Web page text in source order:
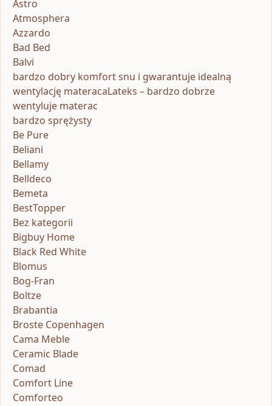
Astro
Atmosphera
Azzardo
Bad Bed
Balvi
bardzo dobry komfort snu i gwarantuje idealną
wentylację materacaLateks – bardzo dobrze
wentyluje materac
bardzo sprężysty
Be Pure
Beliani
Bellamy
Belldeco
Bemeta
BestTopper
Bez kategorii
Bigbuy Home
Black Red White
Blomus
Bog-Fran
Boltze
Brabantia
Broste Copenhagen
Cama Meble
Ceramic Blade
Comad
Comfort Line
Comforteo